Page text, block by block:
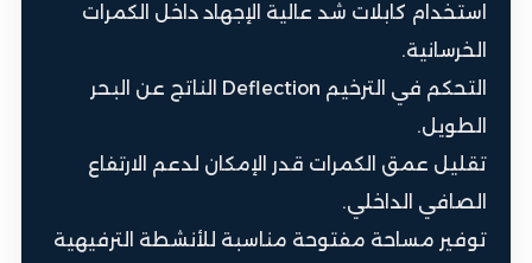
استخدام كابلات شد عالية الإجهاد داخل الكمرات
الخرسانية.
التحكم في الترخيم Deflection الناتج عن البحر
الطويل.
تقليل عمق الكمرات قدر الإمكان لدعم الارتفاع
الصافي الداخلي.
توفير مساحة مفتوحة مناسبة للأنشطة الترفيهية